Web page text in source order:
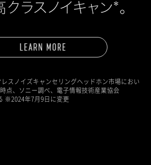
スノイズキャンセリングヘッドホン市場におい
点、ソニー調べ、電子情報技術産業協会
※2024年7月9日に変更